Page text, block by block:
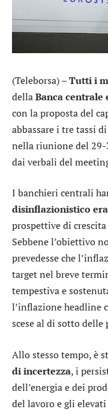
(Teleborsa) –Tutti i
dellaBanca centrale
con la proposta del
abbassare i tre tassi
nella riunione del 29-
dai verbali del
I banchieri centrali
disinflazionistico
prospettive di
Sebbene l’obiettivo
prevedesse che
target nel breve
tempestiva e
l’inflazione headline
scese al di sotto
Allo stesso tempo, è
di incertezza, i
dell’energia e dei
del lavoro e gli